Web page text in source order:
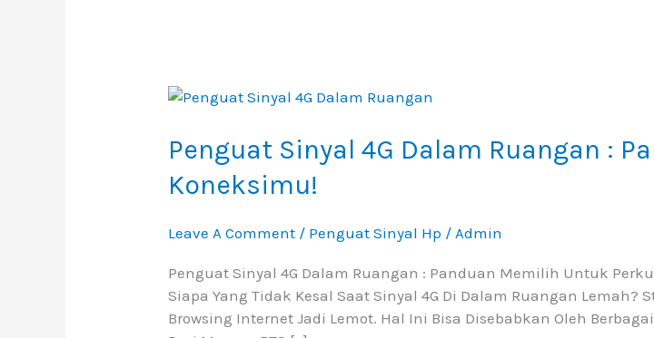
Penguat Sinyal 4G Dalam Ruangan :
Koneksimu!
Leave A Comment / Penguat Sinyal Hp / Admin
Penguat Sinyal 4G Dalam Ruangan : Panduan Memilih Untuk
Siapa Yang Tidak Kesal Saat Sinyal 4G Di Dalam Ruangan Lemah?
Browsing Internet Jadi Lemot. Hal Ini Bisa Disebabkan Oleh
Penguat
4G
Dalam
Ruangan
Panduan
Untuk
Perkuat
Koneksimu!